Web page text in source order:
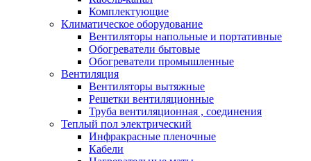
Комплектующие
Климатическое оборудование
Вентиляторы напольные и портативные
Обогреватели бытовые
Обогреватели промышленные
Вентиляция
Вентиляторы вытяжные
Решетки вентиляционные
Труба вентиляционная , соединения
Теплый пол электрический
Инфракрасные пленочные
Кабели